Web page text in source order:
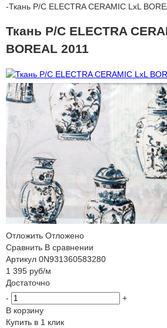
-Ткань P/C ELECTRA CERAMIC LxL
Ткань P/C ELECTRA
BOREAL 2011
Отложить Отложено
Сравнить В сравнении
Артикул 0N931360583280
1 395 руб/м
Достаточно
-
+
В корзину
Купить в 1 клик